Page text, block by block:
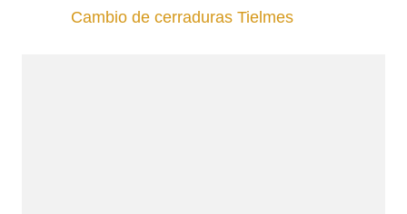
Cambio de cerraduras Tielmes